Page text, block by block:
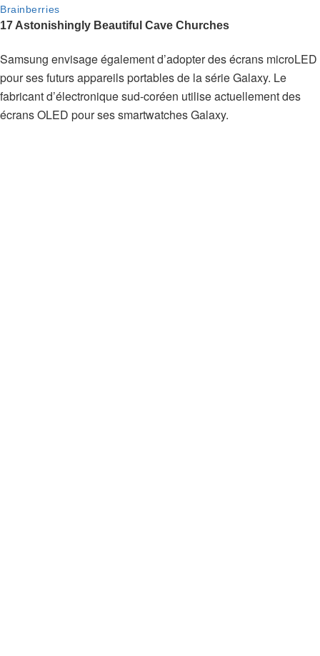
Samsung envisage également d’adopter des écrans microLED
pour ses futurs appareils portables de la série Galaxy. Le
fabricant d’électronique sud-coréen utilise actuellement des
écrans OLED pour ses smartwatches Galaxy.